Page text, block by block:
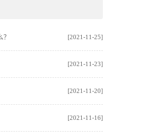
[2021-11-25]
[2021-11-23]
[2021-11-20]
[2021-11-16]